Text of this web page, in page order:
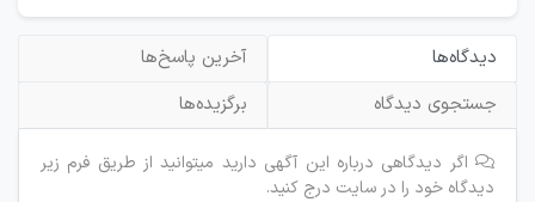
دیدگاه‌ها
آخرین پاسخ‌ها
جستجوی دیدگاه
برگزیده‌ها
اگر دیدگاهی درباره این آگهی دارید میتوانید از طریق فرم زیر
دیدگاه خود را در سایت درج کنید.